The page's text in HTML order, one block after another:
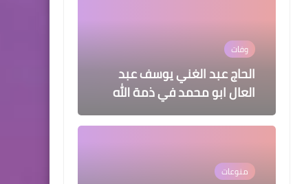
وفات
الحاج عبد الغني يوسف عبد
العال ابو محمد في ذمة ﷲ
منوعات